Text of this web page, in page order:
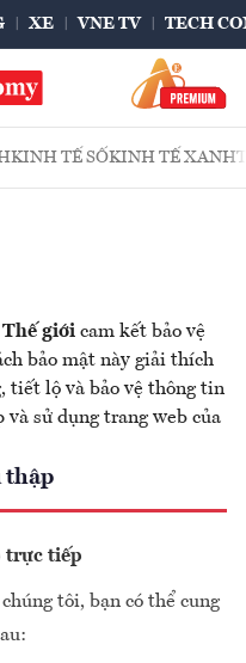
XE VNE TV TECH
KINH TẾ SỐKINH TẾ XANH
giới cam kết bảo vệ
bảo mật này giải thích
tiết lộ và bảo vệ thông tin
và sử dụng trang web của
thập
trực tiếp
tôi, bạn có thể cung